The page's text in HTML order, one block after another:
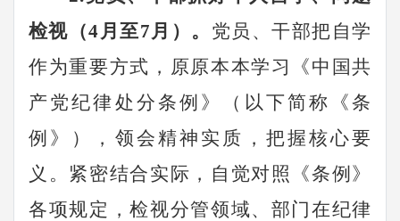
检视（4月至7月）。 党员、干部把自学
作为重要方式，原原本本学习《中国共
产党纪律处分条例》（以下简称《条
例》），领会精神实质，把握核心要
义。紧密结合实际，自觉对照《条例》
各项规定，检视分管领域、部门在纪律